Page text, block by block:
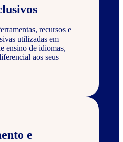
recursos e
utilizadas em
ensino de idiomas,
aos seus
e